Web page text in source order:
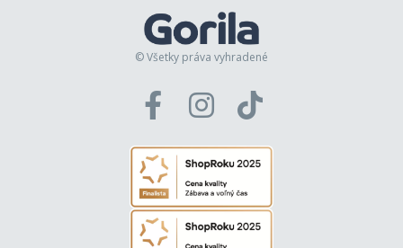
© Všetky práva vyhradené